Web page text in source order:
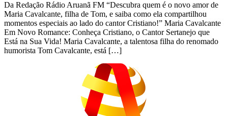
Da Redação Rádio Aruanã FM “Descubra quem é o novo amor de
Maria Cavalcante, filha de Tom, e saiba como ela compartilhou
momentos especiais ao lado do cantor Cristiano!” Maria Cavalcante
Em Novo Romance: Conheça Cristiano, o Cantor Sertanejo que
Está na Sua Vida! Maria Cavalcante, a talentosa filha do renomado
humorista Tom Cavalcante, está […]